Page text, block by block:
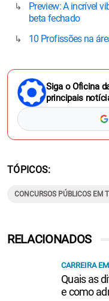
Preview: A incrível
beta fechado
10 Profissões na
Siga o Oficina
principais
TÓPICOS
CONCURSOS PÚBLICOS EM
RELACIONADOS
CARREIRA
Quais as
e como